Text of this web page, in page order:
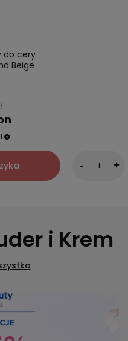
do cery
Beige
- +
i Krem